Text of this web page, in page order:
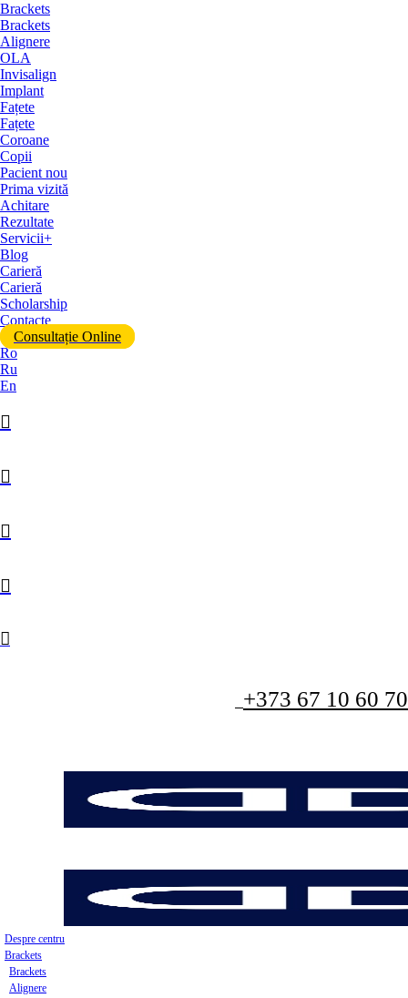
Brackets
Brackets
Alignere
OLA
Invisalign
Implant
Fațete
Fațete
Coroane
Copii
Pacient nou
Prima vizită
Achitare
Rezultate
Servicii+
Blog
Carieră
Carieră
Scholarship
Contacte
Consultație Online
Ro
Ru
En
+373 67 10 60 70
Despre centru
Brackets
Brackets
Alignere